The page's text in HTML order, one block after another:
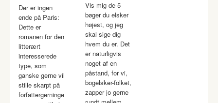
Der er ingen
ende på Paris:
Dette er
romanen for den
litterært
interesserede
type, som
ganske gerne vil
stille skarpt på
forfattergerninge
Vis mig de 5
bøger du elsker
højest, og jeg
skal sige dig
hvem du er. Det
er naturligvis
noget af en
påstand, for vi,
bogelsker-folket,
zapper jo gerne